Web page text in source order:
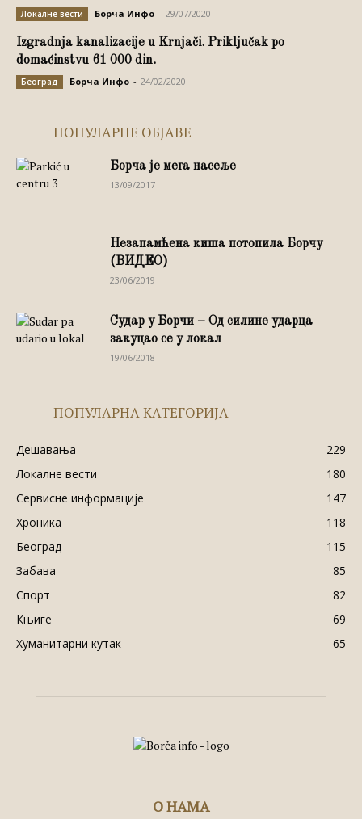
Локалне вести Борча Инфо - 29/07/2020
Izgradnja kanalizacije u Krnjači. Priključak po
domaćinstvu 61 000 din.
Београд Борча Инфо - 24/02/2020
ПОПУЛАРНЕ ОБЈАВЕ
Борча је мега насеље
13/09/2017
Незапамћена киша потопила Борчу
(ВИДЕО)
23/06/2019
Судар у Борчи – Од силине ударца
закуцао се у локал
19/06/2018
ПОПУЛАРНА КАТЕГОРИЈА
Дешавања
229
Локалне вести
180
Сервисне информације
147
Хроника
118
Београд
115
Забава
85
Спорт
82
Књиге
69
Хуманитарни кутак
65
О НАМА